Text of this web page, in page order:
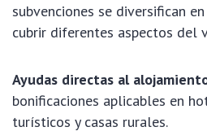
subvenciones se diversifican
cubrir diferentes aspectos del
Ayudas directas al
bonificaciones aplicables en
turísticos y casas rurales.